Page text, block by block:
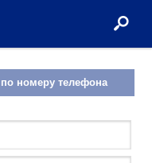
по номеру телефона